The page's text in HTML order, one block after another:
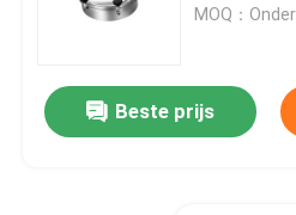
Sanitaire centrifugaalpomp
Pomp met dubbele schroef
MOQ：
Beste prijs